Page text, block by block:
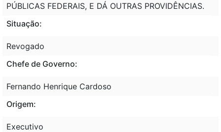
PÚBLICAS FEDERAIS, E DÁ OUTRAS PROVIDÊNCIAS.
Situação:
Revogado
Chefe de Governo:
Fernando Henrique Cardoso
Origem:
Executivo